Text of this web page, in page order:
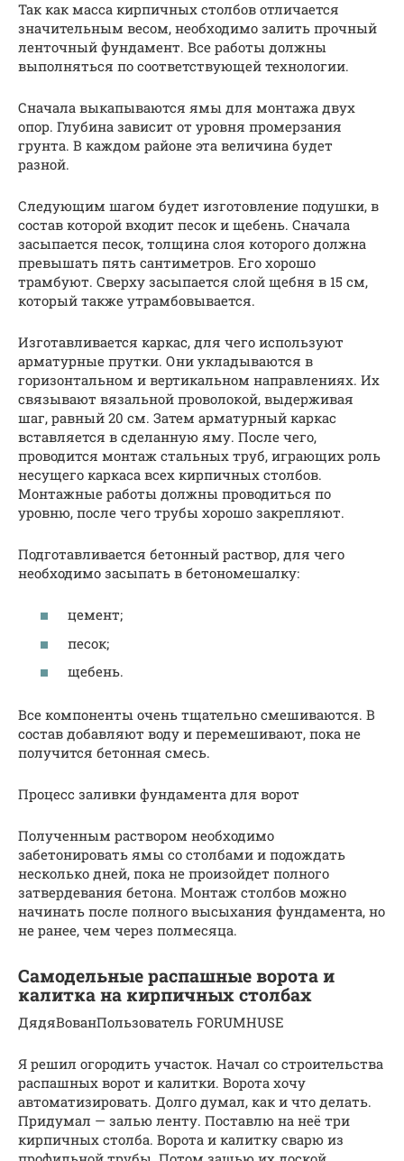
Так как масса кирпичных столбов отличается
значительным весом, необходимо залить прочный
ленточный фундамент. Все работы должны
выполняться по соответствующей технологии.
Сначала выкапываются ямы для монтажа двух
опор. Глубина зависит от уровня промерзания
грунта. В каждом районе эта величина будет
разной.
Следующим шагом будет изготовление подушки, в
состав которой входит песок и щебень. Сначала
засыпается песок, толщина слоя которого должна
превышать пять сантиметров. Его хорошо
трамбуют. Сверху засыпается слой щебня в 15 см,
который также утрамбовывается.
Изготавливается каркас, для чего используют
арматурные прутки. Они укладываются в
горизонтальном и вертикальном направлениях. Их
связывают вязальной проволокой, выдерживая
шаг, равный 20 см. Затем арматурный каркас
вставляется в сделанную яму. После чего,
проводится монтаж стальных труб, играющих роль
несущего каркаса всех кирпичных столбов.
Монтажные работы должны проводиться по
уровню, после чего трубы хорошо закрепляют.
Подготавливается бетонный раствор, для чего
необходимо засыпать в бетономешалку:
цемент;
песок;
щебень.
Все компоненты очень тщательно смешиваются. В
состав добавляют воду и перемешивают, пока не
получится бетонная смесь.
Процесс заливки фундамента для ворот
Полученным раствором необходимо
забетонировать ямы со столбами и подождать
несколько дней, пока не произойдет полного
затвердевания бетона. Монтаж столбов можно
начинать после полного высыхания фундамента, но
не ранее, чем через полмесяца.
Самодельные распашные ворота и
калитка на кирпичных столбах
ДядяВованПользователь FORUMHUSE
Я решил огородить участок. Начал со строительства
распашных ворот и калитки. Ворота хочу
автоматизировать. Долго думал, как и что делать.
Придумал — залью ленту. Поставлю на неё три
кирпичных столба. Ворота и калитку сварю из